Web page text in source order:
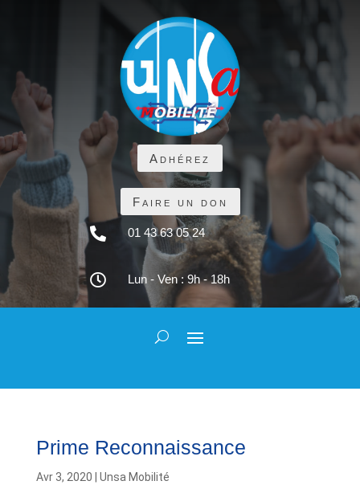
Adhérez
Faire un don
 01 43 63 05 24
 Lun - Ven : 9h - 18h
Prime Reconnaissance
Avr 3, 2020 Unsa Mobilité